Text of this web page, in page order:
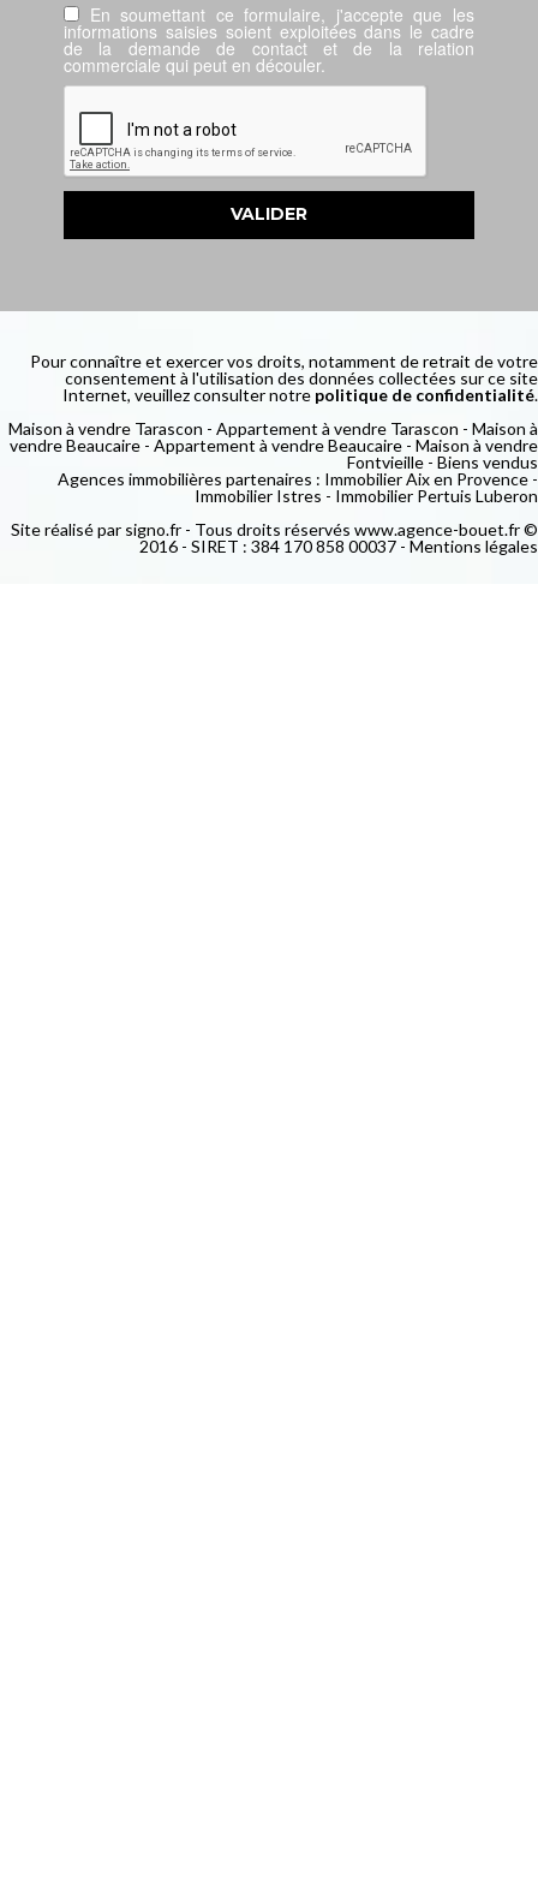
En soumettant ce formulaire, j'accepte que les
informations saisies soient exploitées dans le cadre
de la demande de contact et de la relation
commerciale qui peut en découler.
Pour connaître et exercer vos droits, notamment de retrait de votre
consentement à l'utilisation des données collectées sur ce site
Internet, veuillez consulter notre politique de confidentialité.
Maison à vendre Tarascon - Appartement à vendre Tarascon - Maison à
vendre Beaucaire - Appartement à vendre Beaucaire - Maison à vendre
Fontvieille - Biens vendus
Agences immobilières partenaires : Immobilier Aix en Provence -
Immobilier Istres - Immobilier Pertuis Luberon
Site réalisé par signo.fr - Tous droits réservés www.agence-bouet.fr ©
2016 - SIRET : 384 170 858 00037 - Mentions légales